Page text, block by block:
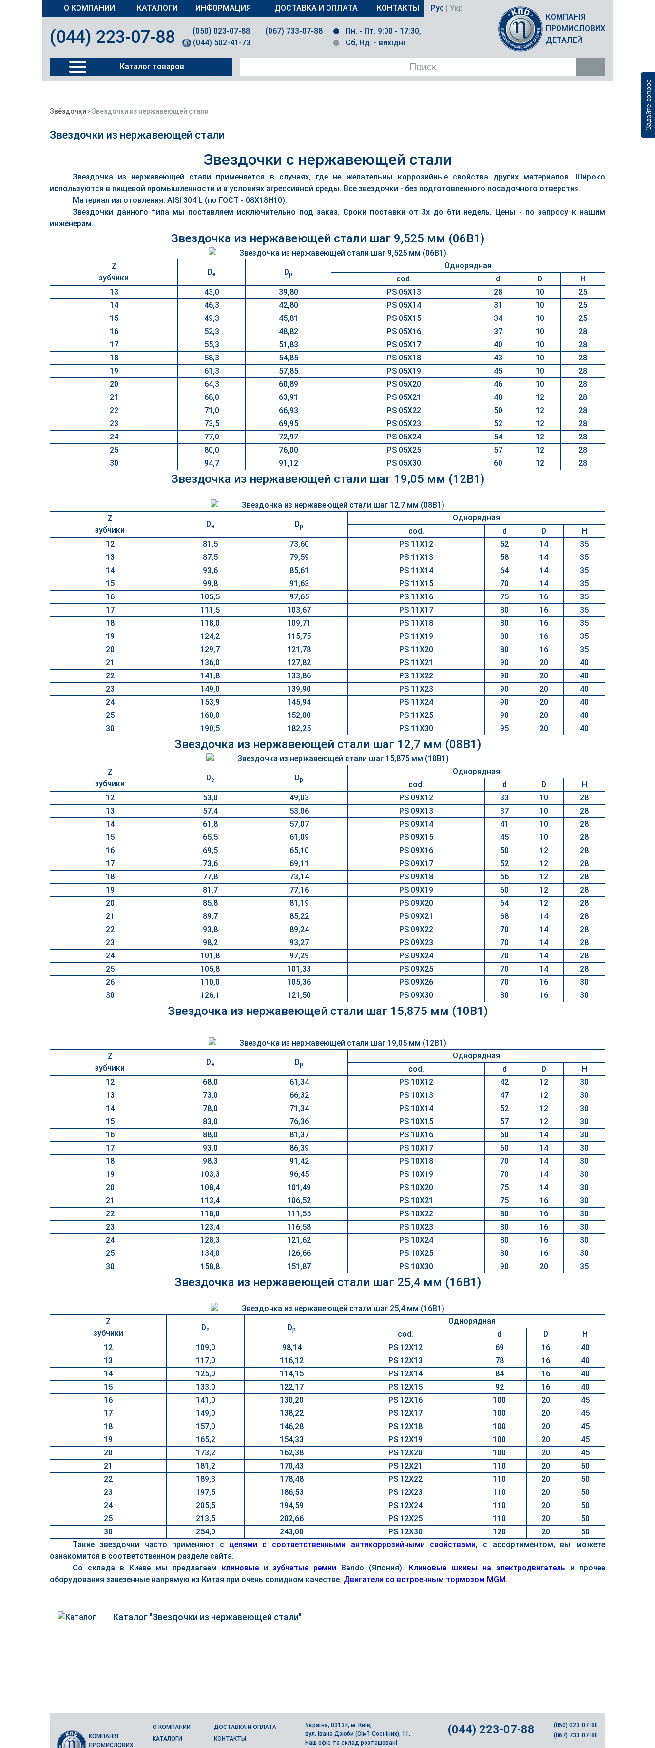
Задайте вопрос
О КОМПАНИИ КАТАЛОГИ ИНФОРМАЦИЯ ДОСТАВКА И ОПЛАТА КОНТАКТЫ Рус | Укр
(044) 223-07-88 (050) 023-07-88
(067) 733-07-88
(044) 502-41-73
Пн. - Пт. 9:00 - 17:30,
Сб, Нд. - вихідні
КОМПАНІЯ
ПРОМИСЛОВИХ
ДЕТАЛЕЙ
Каталог товаров
Звёздочки › Звездочки из нержавеющей стали
Звездочки из нержавеющей стали
Звездочки с нержавеющей стали
Звездочка из нержавеющей стали применяется в случаях, где не желательны коррозийные свойства других материалов. Широко
используются в пищевой промышленности и в условиях агрессивной среды. Все звездочки - без подготовленного посадочного отверстия.
Материал изготовления: AISI 304 L (по ГОСТ - 08Х18Н10).
Звездочки данного типа мы поставляем исключительно под заказ. Сроки поставки от 3х до 6ти недель. Цены - по запросу к нашим
инженерам.
Звездочка из нержавеющей стали шаг 9,525 мм (06B1)
Z
зубчики
De Dp
Однорядная
cod.
d D
H
13
43,0 39,80 PS 05X13 28 10
25
14
46,3 42,80 PS 05X14 31 10
25
15
49,3 45,81 PS 05X15 34 10
25
16
52,3 48,82 PS 05X16 37 10
28
17
55,3 51,83 PS 05X17 40 10
28
18
58,3 54,85 PS 05X18 43 10
28
19
61,3 57,85 PS 05X19 45 10
28
20
64,3 60,89 PS 05X20 46 10
28
21
68,0 63,91 PS 05X21 48 12
28
22
71,0 66,93 PS 05X22 50 12
28
23
73,5 69,95 PS 05X23 52 12
28
24
77,0 72,97 PS 05X24 54 12
28
25
80,0 76,00 PS 05X25 57 12
28
30
94,7 91,12 PS 05X30 60 12 28
Звездочка из нержавеющей стали шаг 19,05 мм (12B1)
Z
зубчики
De Dp
Однорядная
cod.
d D
H
12
81,5 73,60 PS 11X12 52 14
35
13
87,5 79,59 PS 11X13 58 14
35
14
93,6 85,61 PS 11X14 64 14
35
15
99,8 91,63 PS 11X15 70 14
35
16
105,5 97,65 PS 11X16 75 16
35
17
111,5 103,67 PS 11X17 80 16
35
18
118,0 109,71 PS 11X18 80 16
35
19
124,2 115,75 PS 11X19 80 16
35
20
129,7 121,78 PS 11X20 80 16
35
21
136,0 127,82 PS 11X21 90 20
40
22
141,8 133,86 PS 11X22 90 20
40
23
149,0 139,90 PS 11X23 90 20
40
24
153,9 145,94 PS 11X24 90 20
40
25
160,0 152,00 PS 11X25 90 20
40
30
190,5 182,25 PS 11X30 95 20 40
Звездочка из нержавеющей стали шаг 12,7 мм (08B1)
Z
зубчики
De Dp
Однорядная
cod.
d D
H
12
53,0 49,03 PS 09X12 33 10
28
13
57,4 53,06 PS 09X13 37 10
28
14
61,8 57,07 PS 09X14 41 10
28
15
65,5 61,09 PS 09X15 45 10
28
16
69,5 65,10 PS 09X16 50 12
28
17
73,6 69,11 PS 09X17 52 12
28
18
77,8 73,14 PS 09X18 56 12
28
19
81,7 77,16 PS 09X19 60 12
28
20
85,8 81,19 PS 09X20 64 12
28
21
89,7 85,22 PS 09X21 68 14
28
22
93,8 89,24 PS 09X22 70 14
28
23
98,2 93,27 PS 09X23 70 14
28
24
101,8 97,29 PS 09X24 70 14
28
25
105,8 101,33 PS 09X25 70 14
28
26
110,0 105,36 PS 09X26 70 16
30
30
126,1 121,50 PS 09X30 80 16 30
Звездочка из нержавеющей стали шаг 15,875 мм (10B1)
Z
зубчики
De Dp
Однорядная
cod.
d D
H
12
68,0 61,34 PS 10X12 42 12
30
13
73,0 66,32 PS 10X13 47 12
30
14
78,0 71,34 PS 10X14 52 12
30
15
83,0 76,36 PS 10X15 57 12
30
16
88,0 81,37 PS 10X16 60 14
30
17
93,0 86,39 PS 10X17 60 14
30
18
98,3 91,42 PS 10X18 70 14
30
19
103,3 96,45 PS 10X19 70 14
30
20
108,4 101,49 PS 10X20 75 14
30
21
113,4 106,52 PS 10X21 75 16
30
22
118,0 111,55 PS 10X22 80 16
30
23
123,4 116,58 PS 10X23 80 16
30
24
128,3 121,62 PS 10X24 80 16
30
25
134,0 126,66 PS 10X25 80 16
30
30
158,8 151,87 PS 10X30 90 20 35
Звездочка из нержавеющей стали шаг 25,4 мм (16B1)
Z
зубчики
De Dp
Однорядная
cod.
d D
H
12
109,0 98,14 PS 12X12 69 16
40
13
117,0 116,12 PS 12X13 78 16
40
14
125,0 114,15 PS 12X14 84 16
40
15
133,0 122,17 PS 12X15 92 16
40
16
141,0 130,20 PS 12X16 100 20
45
17
149,0 138,22 PS 12X17 100 20
45
18
157,0 146,28 PS 12X18 100 20
45
19
165,2 154,33 PS 12X19 100 20
45
20
173,2 162,38 PS 12X20 100 20
45
21
181,2 170,43 PS 12X21 110 20
50
22
189,3 178,48 PS 12X22 110 20
50
23
197,5 186,53 PS 12X23 110 20
50
24
205,5 194,59 PS 12X24 110 20
50
25
213,5 202,66 PS 12X25 110 20
50
30
254,0 243,00 PS 12X30 120 20
50
Такие звездочки часто применяют с цепями с соответственными антикоррозийными свойствами, с ассортиментом, вы можете
ознакомится в соответственном разделе сайта.
Со склада в Киеве мы предлагаем клиновые изубчатые ремни Bando (Япония). Клиновые шкивы на электродвигатель и прочее
оборудования завезенные напрямую из Китая при очень солидном качестве. Двигатели со встроенным тормозом MGM.
Каталог "Звездочки из нержавеющей стали"
КОМПАНІЯ
ПРОМИСЛОВИХ
О КОМПАНИИ
КАТАЛОГИ
ДОСТАВКА И ОПЛАТА
КОНТАКТЫ
Україна, 03134, м. Київ,
вул. Івана Дзюби (Сім'ї Сосніних), 11,
Наш офіс та склад розташовані
(044) 223-07-88
(050) 023-07-88
(067) 733-07-88